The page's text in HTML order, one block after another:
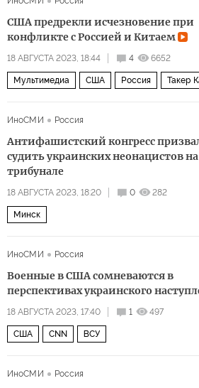
США предрекли исчезновение при
конфликте с Россией и Китаем
18 АВГУСТА 2023, 18:44 4 6652
Мультимедиа США Россия Такер
ИноСМИ Россия
Антифашистский конгресс
судить украинских неонацистов на
трибунале
18 АВГУСТА 2023, 18:20 0 282
Минск
ИноСМИ Россия
Военные в США сомневаются в
перспективах украинского
18 АВГУСТА 2023, 17:40 1 497
США CNN ВСУ
ИноСМИ Россия